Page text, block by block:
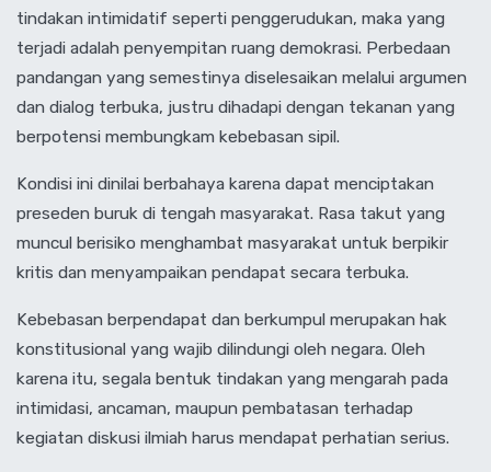
tindakan intimidatif seperti penggerudukan, maka yang
terjadi adalah penyempitan ruang demokrasi. Perbedaan
pandangan yang semestinya diselesaikan melalui argumen
dan dialog terbuka, justru dihadapi dengan tekanan yang
berpotensi membungkam kebebasan sipil.
Kondisi ini dinilai berbahaya karena dapat menciptakan
preseden buruk di tengah masyarakat. Rasa takut yang
muncul berisiko menghambat masyarakat untuk berpikir
kritis dan menyampaikan pendapat secara terbuka.
Kebebasan berpendapat dan berkumpul merupakan hak
konstitusional yang wajib dilindungi oleh negara. Oleh
karena itu, segala bentuk tindakan yang mengarah pada
intimidasi, ancaman, maupun pembatasan terhadap
kegiatan diskusi ilmiah harus mendapat perhatian serius.